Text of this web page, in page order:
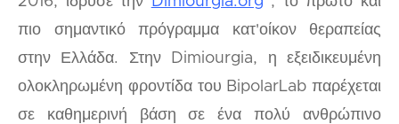
πιο σημαντικό πρόγραμμα κατ'οίκον θεραπείας
στην Ελλάδα. Στην Dimiourgia, η εξειδικευμένη
ολοκληρωμένη φροντίδα του BipolarLab παρέχεται
σε καθημερινή βάση σε ένα πολύ ανθρώπινο